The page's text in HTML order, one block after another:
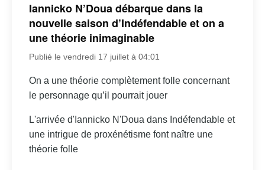
Iannicko N’Doua débarque dans la
nouvelle saison d’Indéfendable et on a
une théorie inimaginable
Publié le vendredi 17 juillet à 04:01
On a une théorie complètement folle concernant
le personnage qu’il pourrait jouer
L'arrivée d'Iannicko N'Doua dans Indéfendable et
une intrigue de proxénétisme font naître une
théorie folle